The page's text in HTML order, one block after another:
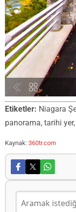
Etiketler: Niagara
panorama, tarihi
Kaynak: 360tr.com